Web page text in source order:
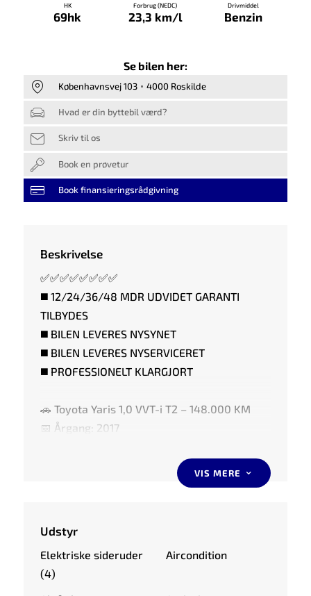
HK
69hk
Forbrug (NEDC)
23,3 km/l
Drivmiddel
Benzin
Se bilen her:
Københavnsvej 103 4000 Roskilde
Hvad er din byttebil værd?
Skriv til os
Book en prøvetur
Book finansieringsrådgivning
Beskrivelse
✅✅✅✅✅✅✅✅
◼️ 12/24/36/48 MDR UDVIDET GARANTI
TILBYDES
◼️ BILEN LEVERES NYSYNET
◼️ BILEN LEVERES NYSERVICERET
◼️ PROFESSIONELT KLARGJORT
🚗 Toyota Yaris 1,0 VVT-i T2 – 148.000 KM
📅 Årgang: 2017
⭐️ BLUETOOTH
⭐️ VOGNBANEASSISTENT
⭐️ AUTOMATISK NØDBREMSESYSTEM
VIS MERE 3
Udstyr
Elektriske sideruder
(4)
Aircondition